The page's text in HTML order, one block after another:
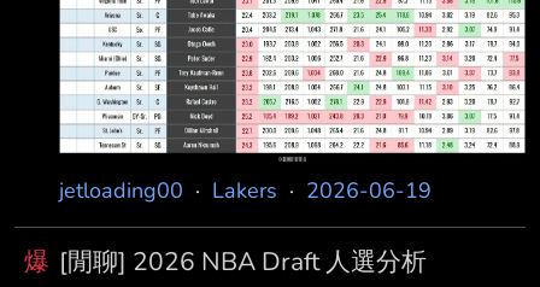
jetloading00 · Lakers · 2026-06-19
爆 [閒聊] 2026 NBA Draft 人選分析